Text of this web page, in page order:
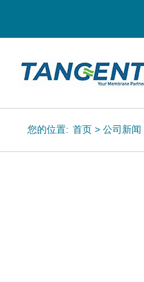
您的位置: 首页 > 公司新闻